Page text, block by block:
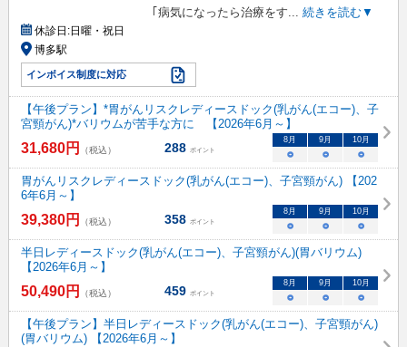
｢病気になったら治療をす... 続きを読む▼
休診日:日曜・祝日
博多駅
インボイス制度に対応
【午後プラン】*胃がんリスクレディースドック(乳がん(エコー)、子
宮頸がん)*バリウムが苦手な方に 【2026年6月～】
31,680円 （税込） 288 ポイント
8月 9月 10月
○ ○ ○
胃がんリスクレディースドック(乳がん(エコー)、子宮頸がん) 【202
6年6月～】
39,380円 （税込） 358 ポイント
8月 9月 10月
○ ○ ○
半日レディースドック(乳がん(エコー)、子宮頸がん)(胃バリウム)
【2026年6月～】
50,490円 （税込） 459 ポイント
8月 9月 10月
○ ○ ○
【午後プラン】半日レディースドック(乳がん(エコー)、子宮頸がん)
(胃バリウム) 【2026年6月～】